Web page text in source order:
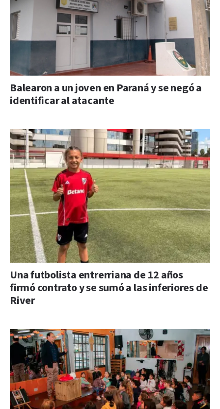
Balearon a un joven en Paraná y se negó a
identificar al atacante
Una futbolista entrerriana de 12 años
firmó contrato y se sumó a las inferiores de
River